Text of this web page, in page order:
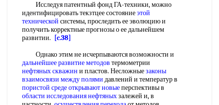
Исследуя патентный фонд ГА-техники, можно
идентифицировать текзтцее состояниеэтой
технической системы, проследить ее эволюцию и
получить корректные прогнозы о ее дальнейшем
развитии.
[c.38]
Однако этим не исчерпываются возможности и
дальнейшее развитие методов термометрии
нефтяных скважин и пластов. Несложныезаконы
взаимосвязи между полями давлений и температур в
пористой средеоткрывают новыеперспективы в
области исследования нефтяныхзалежей и, в